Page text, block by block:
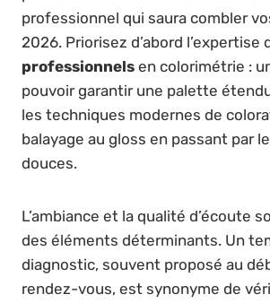
professionnel qui saura combler
2026. Priorisez d’abord l’expertise
professionnels en colorimétrie :
pouvoir garantir une palette
les techniques modernes de
balayage au gloss en passant par
douces.
L’ambiance et la qualité d’écoute
des éléments déterminants. Un
diagnostic, souvent proposé au
rendez-vous, est synonyme de